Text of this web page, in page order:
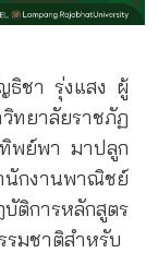
ธิชา รุ่งแสง ผู้
ทยาลัยราชภัฏ
พย์พา มาปลูก
กงานพาณิชย์
การหลักสูตร
รมชาติสำหรับ